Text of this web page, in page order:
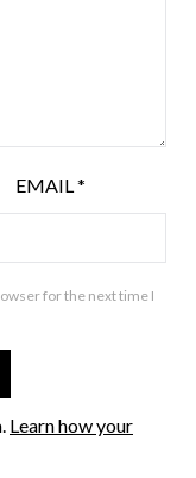
EMAIL*
for the next time I
Learn how your